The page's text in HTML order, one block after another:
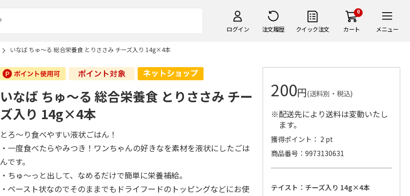
ログイン 注文履歴 クイック注文
0
カート メニュー
いなば ちゅ～る 総合栄養食 とりささみ チーズ入り 14g×4本
いなば ちゅ～る 総合栄養食 とりささみ チー
ズ入り 14g×4本
とろ～り食べやすい液状ごはん！
・一度食べたらやみつき！ワンちゃんの好きなを素材を液状にしたごは
んです。
・ちゅ～っと出して、なめるだけで簡単に栄養補給。
・ペースト状なのでそのままでもドライフードのトッピングなどにお使
200円(送料別・税込)
※配送先により送料は変動いたし
ます。
獲得ポイント： 2 pt
商品番号
9973130631
テイスト：チーズ入り 14g×4本